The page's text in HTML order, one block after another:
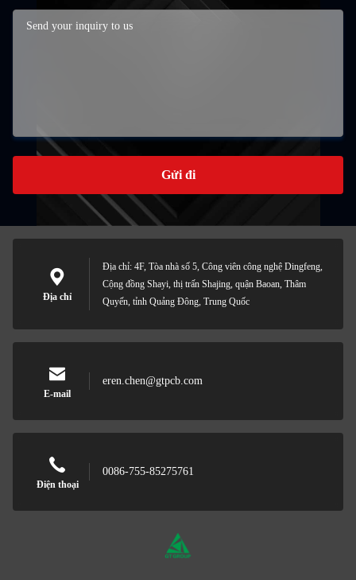
Gửi đi
Địa chỉ
Địa chỉ: 4F, Tòa nhà số 5, Công viên công nghệ Dingfeng,
Cộng đồng Shayi, thị trấn Shajing, quận Baoan, Thâm
Quyến, tỉnh Quảng Đông, Trung Quốc
E-mail
eren.chen@gtpcb.com
Điện thoại
0086-755-85275761